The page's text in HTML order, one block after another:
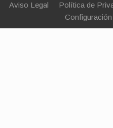
Aviso Legal Política de